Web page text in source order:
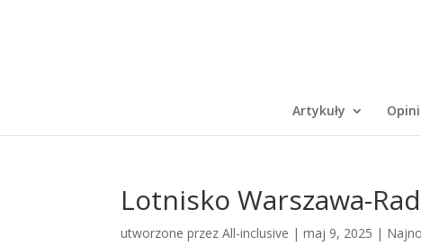
Artykuły
Lotnisko Warszawa-
utworzone przezAll-inclusive |maj 9, 2025 |